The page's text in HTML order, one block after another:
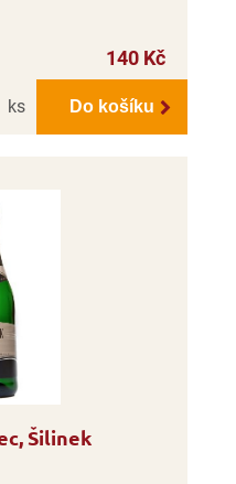
140 Kč
ks
Do košíku
Šilinek